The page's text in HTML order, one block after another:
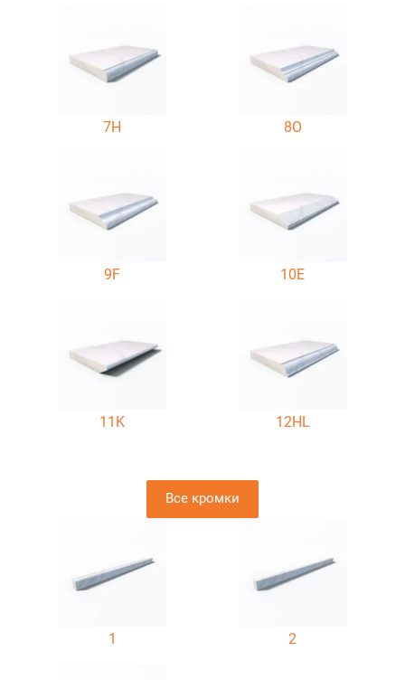
7H 8O
9F 10E
11K 12HL
Все кромки
1 2